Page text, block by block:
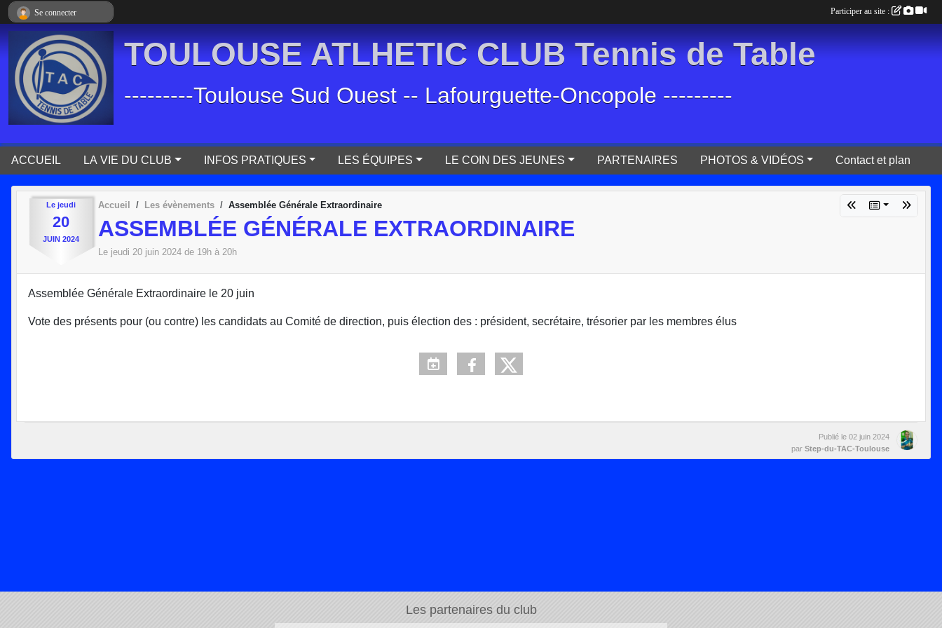
TOULOUSE ATLHETIC CLUB Tennis de Table
---------Toulouse Sud Ouest -- Lafourguette-Oncopole ---------
ACCUEIL LA VIE DU CLUB INFOS PRATIQUES LES ÉQUIPES LE COIN DES JEUNES PARTENAIRES PHOTOS & VIDÉOS Contact et plan
Le jeudi
20
JUIN 2024
Accueil Les évènements Assemblée Générale Extraordinaire
ASSEMBLÉE GÉNÉRALE EXTRAORDINAIRE
Le jeudi 20 juin 2024 de 19h à 20h
Assemblée Générale Extraordinaire le 20 juin
Vote des présents pour (ou contre) les candidats au Comité de direction, puis élection des : président, secrétaire, trésorier par les membres élus
Publié le 02 juin 2024
par Step-du-TAC-Toulouse
Les partenaires du club
Se connecter Participer au site :
Panneau de gestion des cookies